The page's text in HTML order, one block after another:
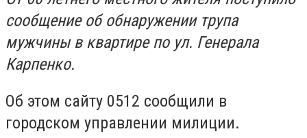
сообщение об обнаружении трупа
мужчины в квартире по ул. Генерала
Карпенко.
Об этом сайту 0512 сообщили в
городском управлении милиции.